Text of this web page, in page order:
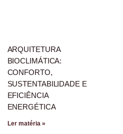
ARQUITETURA
BIOCLIMÁTICA:
CONFORTO,
SUSTENTABILIDADE E
EFICIÊNCIA
ENERGÉTICA
Ler matéria »